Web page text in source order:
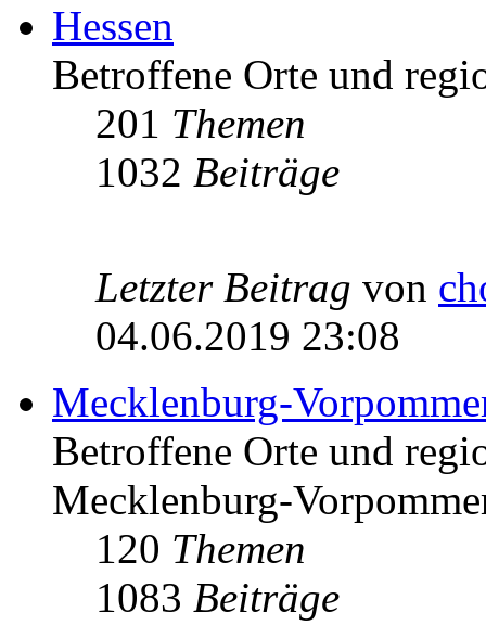
Hessen
Betroffene Orte und
201 Themen
1032 Beiträge
Letzter Beitrag von
04.06.2019 23:08
Mecklenburg-
Betroffene Orte und
Mecklenburg-
120 Themen
1083 Beiträge